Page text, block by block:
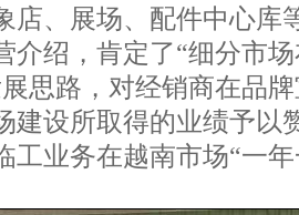
店、展场、配件中心库
介绍，肯定了“细分市
思路，对经销商在品
建设所取得的业绩予以
工业务在越南市场“一